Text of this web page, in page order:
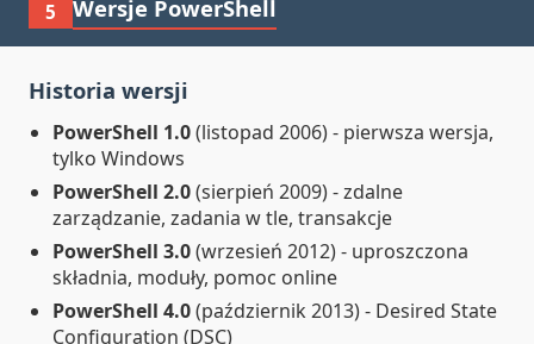
5 Wersje PowerShell
Historia wersji
PowerShell 1.0(listopad 2006) - pierwsza wersja,
tylko Windows
PowerShell 2.0(sierpień 2009) - zdalne
zarządzanie, zadania w tle, transakcje
PowerShell 3.0(wrzesień 2012) - uproszczona
składnia, moduły, pomoc online
PowerShell 4.0(październik 2013) - Desired State
Configuration (DSC)